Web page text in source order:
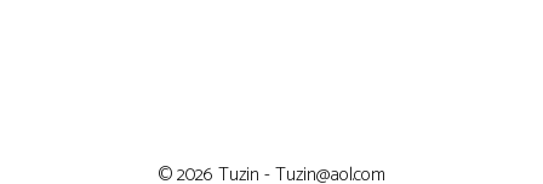
© 2026 Tuzin -Tuzin@aol.com